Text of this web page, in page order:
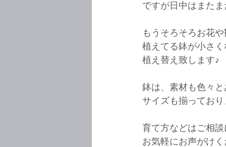
ですが日中はまた
もうそろそろお花
植えてる鉢が小さ
植え替え致します♪
鉢は、素材も色々
サイズも揃ってお
育て方などはご相
お気軽にお声がけく